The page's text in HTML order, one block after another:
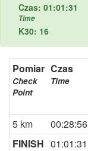
Czas: 01:01:31
Time
K30: 16
Pomiar
Check
Point
Czas
Time
5 km 00:28:56
FINISH 01:01:31